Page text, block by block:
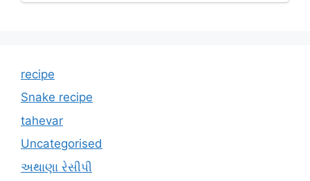
recipe
Snake recipe
tahevar
Uncategorised
અથાણા રેસીપી